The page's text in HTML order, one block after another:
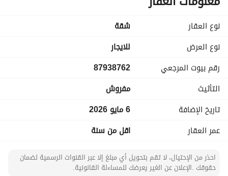
الصحي، مما يضمن تلبية جميع احتياجاتك الأساسية.
والخدمات الأساسية، مما يجعل الحياة اليومية مريحة.
على مزيد من المعلومات.
نوع العقار
شقة
نوع العرض
للايجار
رقم بيوت المرجعي
87938762
التأثيث
مفروش
تاريخ الإضافة
6 مايو 2026
عمر العقار
اقل من سنة
احذر من الإحتيال، لا تقم بتحويل أي مبلغ إلا عبر القنوات الرسمية لضمان
حقوقك .الإعلان عن الغير يعرضك للمساءلة القانونية.